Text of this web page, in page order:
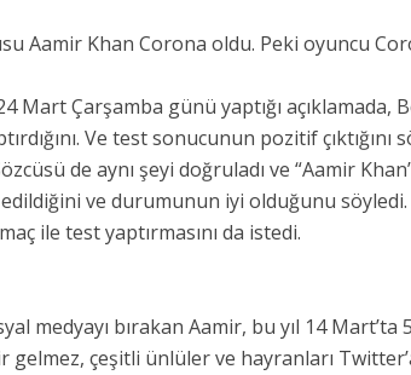
Aamir Khan Corona oldu. Peki oyuncu
Mart Çarşamba günü yaptığı açıklamada,
Ve test sonucunun pozitif
de aynı şeyi doğruladı ve “Aamir
ve durumunun iyi olduğunu söyledi.
ile test yaptırmasını da istedi.
medyayı bırakan Aamir, bu yıl 14
gelmez, çeşitli ünlüler ve hayranları